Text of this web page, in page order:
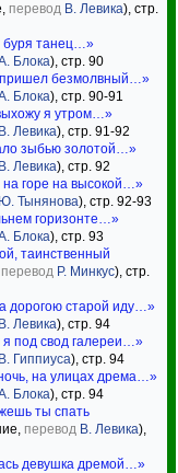
перевод В. Левика), стр.
буря танец…»
Блока), стр. 90
безмолвный…»
Блока), стр. 90-91
я утром…»
В. Левика), стр. 91-92
зыбью золотой…»
В. Левика), стр. 92
горе на высокой…»
Ю. Тынянова), стр. 92-93
горизонте…»
Блока), стр. 93
таинственный
перевод Р. Минкус), стр.
дорогою старой иду…»
В. Левика), стр. 94
под свод галереи…»
В. Гиппиуса), стр. 94
на улицах дрема…»
Блока), стр. 94
ты спать
перевод В. Левика),
девушка дремой…»